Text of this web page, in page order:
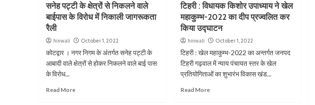
सनेह पट्टी के क्षेत्रों से निकलने वाले
बाईपास के विरोध में निकाली जागरूकता
रैली
hinwali October 1, 2022
कोटद्वार । नगर निगम के अंतर्गत सनेह पट्टी के
आबादी वाले क्षेत्रों से होकर निकलने वाले बाई पास
के विरोध...
Read More
टिहरी : विधायक किशोर उपाध्याय ने खेल
महाकुम्भ-2022 का दीप प्रज्वलित कर
किया उद्घाटन
hinwali October 1, 2022
टिहरी : खेल महाकुम्भ-2022 का अन्तर्गत जनपद
टिहरी गढ़वाल में न्याय पंचायत स्तर के खेल
प्रतियोगिताओं का शुभारंभ विकास खंड...
Read More